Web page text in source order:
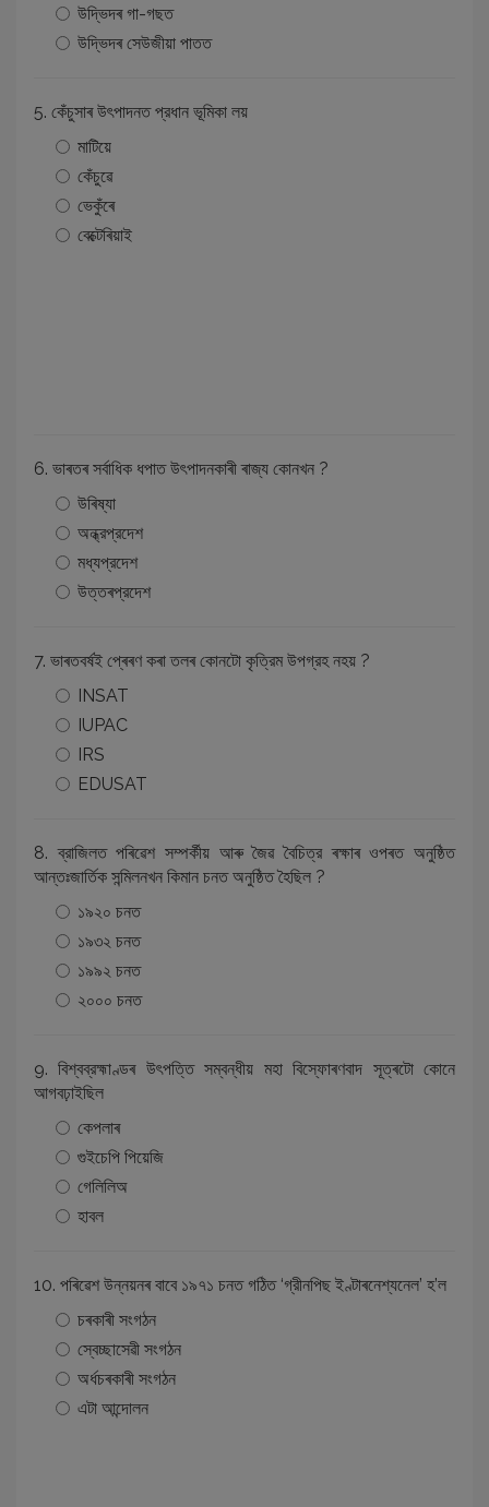
উদ্ভিদৰ গা-গছত
উদ্ভিদৰ সেউজীয়া পাতত
5. কেঁচুসাৰ উৎপাদনত প্রধান ভূমিকা লয়
মাটিয়ে
কেঁচুৱে
ভেকুঁৰে
বেক্টেৰিয়াই
6. ভাৰতৰ সর্বাধিক ধপাত উৎপাদনকাৰী ৰাজ্য কোনখন ?
উৰিষ্যা
অন্ধ্রপ্রদেশ
মধ্যপ্রদেশ
উত্তৰপ্রদেশ
7. ভাৰতবৰ্ষই প্ৰেৰণ কৰা তলৰ কোনটো কৃত্রিম উপগ্রহ নহয় ?
INSAT
IUPAC
IRS
EDUSAT
8. ব্রাজিলত পৰিৱেশ সম্পর্কীয় আৰু জৈৱ বৈচিত্র ৰক্ষাৰ ওপৰত অনুষ্ঠিত
আন্তঃজার্তিক সন্মিলনখন কিমান চনত অনুষ্ঠিত হৈছিল ?
১৯২০ চনত
১৯৩২ চনত
১৯৯২ চনত
২০০০ চনত
9. বিশ্বব্রহ্মাণ্ডৰ উৎপত্তি সম্বন্ধীয় মহা বিস্ফোৰণবাদ সূত্ৰটো কোনে
আগবঢ়াইছিল
কেপলাৰ
গুইচেপি পিয়েজি
গেলিলিঅ
হাবল
10. পৰিৱেশ উন্নয়নৰ বাবে ১৯৭১ চনত গঠিত ‘গ্রীনপিছ ইণ্টাৰনেশ্যনেল’ হ’ল
চৰকাৰী সংগঠন
স্বেচ্ছাসেৱী সংগঠন
অর্ধচৰকাৰী সংগঠন
এটা আন্দোলন